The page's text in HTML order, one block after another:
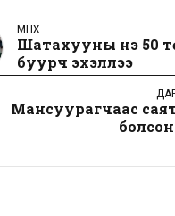
ӨМНӨХ
Шатахууны үнэ 50
буурч эхэллээ
Мансуурагчаас
болсон